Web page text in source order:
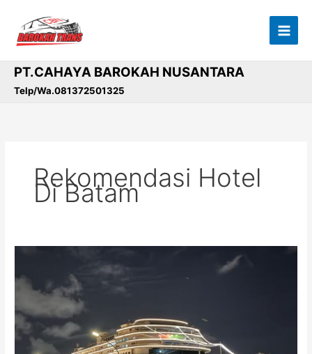
konten
PT.CAHAYA BAROKAH NUSANTARA
Telp/Wa.081372501325
Rekomendasi Hotel
Di Batam
ke
Batam:
Kota
Perbatasan
dengan